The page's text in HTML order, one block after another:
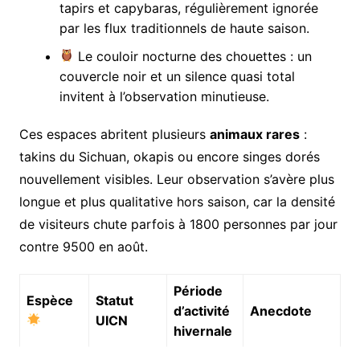
tapirs et capybaras, régulièrement ignorée
par les flux traditionnels de haute saison.
Le couloir nocturne des chouettes : un
couvercle noir et un silence quasi total
invitent à l’observation minutieuse.
Ces espaces abritent plusieurs animaux rares:
takins du Sichuan, okapis ou encore singes dorés
nouvellement visibles. Leur observation s’avère plus
longue et plus qualitative hors saison, car la densité
de visiteurs chute parfois à 1800 personnes par jour
contre 9500 en août.
Espèce
Statut
UICN
Période
d’activité
hivernale
Anecdote